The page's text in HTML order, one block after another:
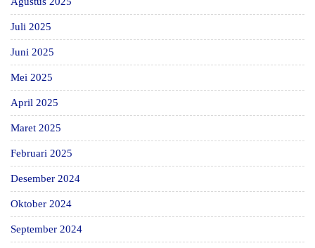
Juli 2025
Juni 2025
Mei 2025
April 2025
Maret 2025
Februari 2025
Desember 2024
Oktober 2024
September 2024